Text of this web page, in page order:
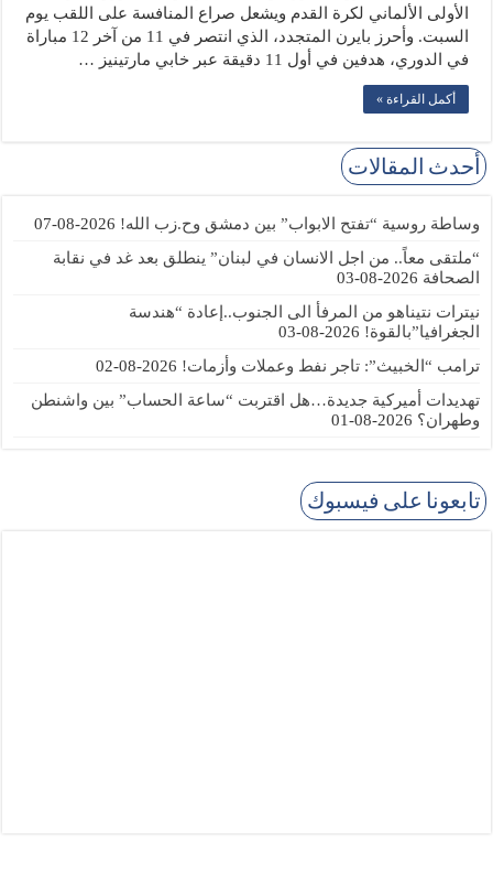
الأولى الألماني لكرة القدم ويشعل صراع المنافسة على اللقب يوم
السبت. وأحرز بايرن المتجدد، الذي انتصر في 11 من آخر 12 مباراة
في الدوري، هدفين في أول 11 دقيقة عبر خابي مارتينيز …
أكمل القراءة »
أحدث المقالات
وساطة روسية “تفتح الابواب” بين دمشق وح.زب الله! 2026-08-07
“ملتقى معاً.. من اجل الانسان في لبنان” ينطلق بعد غد في نقابة
الصحافة 2026-08-03
نيترات نتيناهو من المرفأ الى الجنوب..إعادة “هندسة
الجغرافيا”بالقوة! 2026-08-03
ترامب “الخبيث”: تاجر نفط وعملات وأزمات! 2026-08-02
تهديدات أميركية جديدة…هل اقتربت “ساعة الحساب” بين واشنطن
وطهران؟ 2026-08-01
تابعونا على فيسبوك